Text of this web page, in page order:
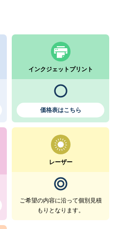
インクジェットプリント
価格表はこちら
レーザー
ご希望の内容に沿って個別見積
もりとなります。